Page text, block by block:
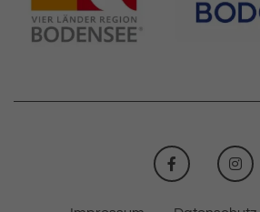
FACEBOOK